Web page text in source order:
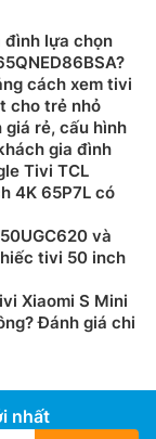
đình lựa chọn
cách xem tivi
cho trẻ nhỏ
giá rẻ, cấu hình
gia đình
Tivi TCL
4K 65P7L có
và
tivi 50 inch
Xiaomi S Mini
Đánh giá chi
nhất